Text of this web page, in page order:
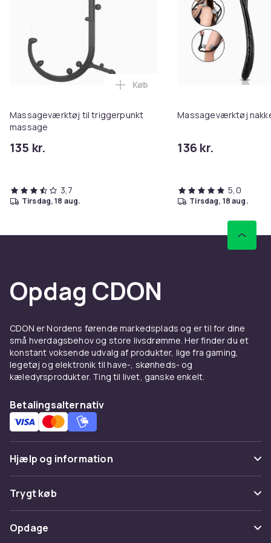
Massageværktøj til triggerpunkt
massage
135 kr.
Læg Massageværktøj til
Køb
3,7
tirsdag, 18 aug.
Massageværktøj
136 kr.
5,0
tirsdag, 18 aug.
Opdag CDON
CDON er Nordens førende markedsplads og er til for dine
små hverdagsbehov og store livsdrømme. Her finder du et
konstant voksende udvalg af produkter, lige fra gaming,
legetøj og elektronik til have-, skønheds- og
kæledyrsprodukter. Ting til livet, ganske enkelt.
Betalingsalternativ
Hjælp og information
Ofte stillede spørgsmål
Spor pakke
Fortryd & returner her
Trygt køb
Betaling
Opdage